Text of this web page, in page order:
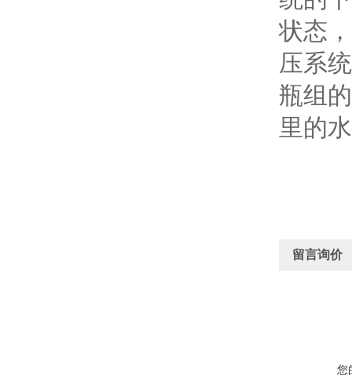
状态
压系
瓶组
里的
留言询价
您